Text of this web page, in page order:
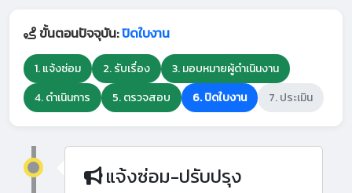
ขั้นตอนปัจจุบัน:ปิดใบงาน
1. แจ้งซ่อม 2. รับเรื่อง
3. มอบหมายผู้ดำเนินงาน
4. ดำเนินการ
5. ตรวจสอบ 6. ปิดใบงาน 7. ประเมิน
แจ้งซ่อม-ปรับปรุง